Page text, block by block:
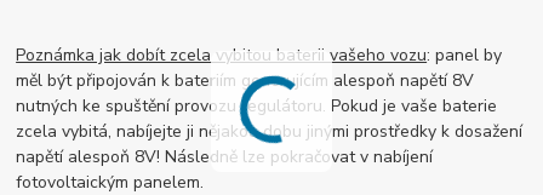
Poznámka jak dobít zcela vybitou baterii vašeho vozu: panel by
měl být připojován k bateriím generujícím alespoň napětí 8V
nutných ke spuštění provozu regulátoru. Pokud je vaše baterie
zcela vybitá, nabíjejte ji nějakou dobu jinými prostředky k dosažení
napětí alespoň 8V! Následně lze pokračovat v nabíjení
fotovoltaickým panelem.